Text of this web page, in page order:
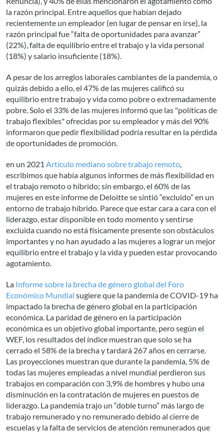
la razón principal. Entre aquellos que habían dejado
recientemente un empleador (en lugar de pensar en irse), la
razón principal fue “falta de oportunidades para avanzar”
(22%), falta de equilibrio entre el trabajo y la vida personal
(18%) y salario insuficiente (18%).
A pesar de los arreglos laborales cambiantes de la pandemia, o
quizás debido a ello, el 47% de las mujeres calificó su
equilibrio entre trabajo y vida como pobre o extremadamente
pobre. Solo el 33% de las mujeres informó que las "políticas de
trabajo flexibles" ofrecidas por su empleador y más del 90%
informaron que pedir flexibilidad podría resultar en la pérdida
de oportunidades de promoción.
en un 2021 Artículo mediano sobre trabajo remoto,
escribimos que había algunos informes de más flexibilidad en
el trabajo remoto o híbrido; sin embargo, el 60% de las
mujeres en este informe de Deloitte se sintió “excluido” en un
entorno de trabajo híbrido. Parece que estar cara a cara con el
liderazgo, estar disponible en todo momento y sentirse
excluida cuando no está físicamente presente son obstáculos
importantes y no han ayudado a las mujeres a lograr un mejor
equilibrio entre el trabajo y la vida y pueden estar provocando
agotamiento.
La Informe sobre la brecha de género global del Foro
Económico Mundial sugiere que la pandemia de COVID-19 ha
impactado la brecha de género global en la participación
económica. La paridad de género en la participación
económica es un objetivo global importante, pero según el
WEF, los resultados del índice muestran que solo se ha
cerrado el 58% de la brecha y tardará 267 años en cerrarse.
Las proyecciones muestran que durante la pandemia, 5% de
todas las mujeres empleadas a nivel mundial perdieron sus
trabajos en comparación con 3,9% de hombres y hubo una
disminución en la contratación de mujeres en puestos de
liderazgo. La pandemia trajo un “doble turno” más largo de
trabajo remunerado y no remunerado debido al cierre de
escuelas y la falta de servicios de atención remunerados que